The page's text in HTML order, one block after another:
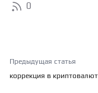
0
Предыдущая статья
коррекция в